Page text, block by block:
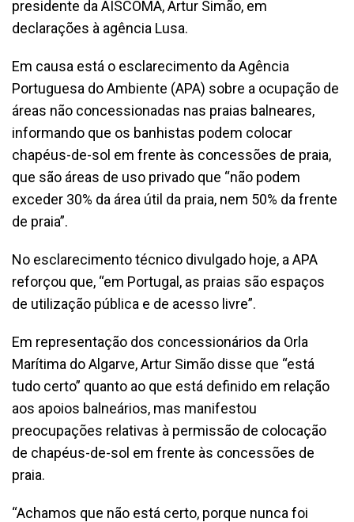
presidente da AISCOMA, Artur Simão, em
declarações à agência Lusa.
Em causa está o esclarecimento da Agência
Portuguesa do Ambiente (APA) sobre a ocupação de
áreas não concessionadas nas praias balneares,
informando que os banhistas podem colocar
chapéus-de-sol em frente às concessões de praia,
que são áreas de uso privado que “não podem
exceder 30% da área útil da praia, nem 50% da frente
de praia”.
No esclarecimento técnico divulgado hoje, a APA
reforçou que, “em Portugal, as praias são espaços
de utilização pública e de acesso livre”.
Em representação dos concessionários da Orla
Marítima do Algarve, Artur Simão disse que “está
tudo certo” quanto ao que está definido em relação
aos apoios balneários, mas manifestou
preocupações relativas à permissão de colocação
de chapéus-de-sol em frente às concessões de
praia.
“Achamos que não está certo, porque nunca foi